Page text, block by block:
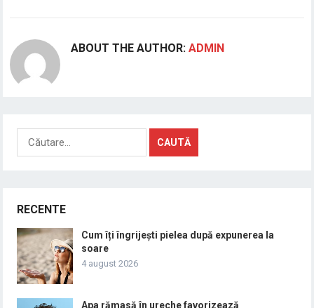
ABOUT THE AUTHOR:ADMIN
Caută
după:
RECENTE
Cum îți îngrijești pielea după expunerea la
soare
4 august 2026
Apa rămasă în ureche favorizează